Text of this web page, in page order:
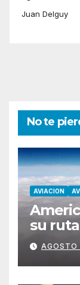
Juan Delguy
No te
AVIACION
su
Miami
vuelos